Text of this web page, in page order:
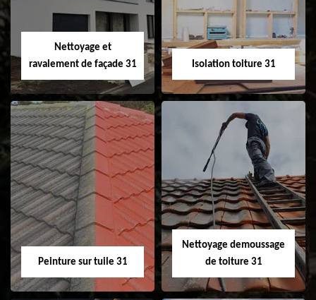
fenêtre de toit et
Velux 31
Nettoyage et
ravalement de façade 31
Nettoyage et
ravalement de
façade 31
Isolation toiture 31
Isolation toiture 31
Peinture sur tuile 31
Nettoyage demoussage
de toiture 31